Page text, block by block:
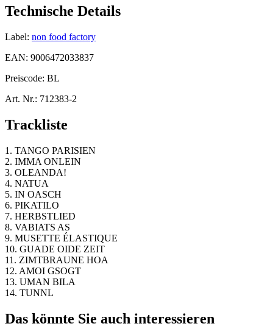
Technische Details
Label: non food factory
EAN: 9006472033837
Preiscode: BL
Art. Nr.: 712383-2
Trackliste
1. TANGO PARISIEN
2. IMMA ONLEIN
3. OLEANDA!
4. NATUA
5. IN OASCH
6. PIKATILO
7. HERBSTLIED
8. VABIATS AS
9. MUSETTE ÉLASTIQUE
10. GUADE OIDE ZEIT
11. ZIMTBRAUNE HOA
12. AMOI GSOGT
13. UMAN BILA
14. TUNNL
Das könnte Sie auch interessieren